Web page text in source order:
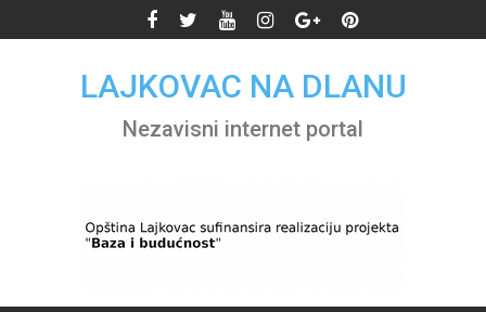
to
LAJKOVAC NA DLANU
Nezavisni internet portal